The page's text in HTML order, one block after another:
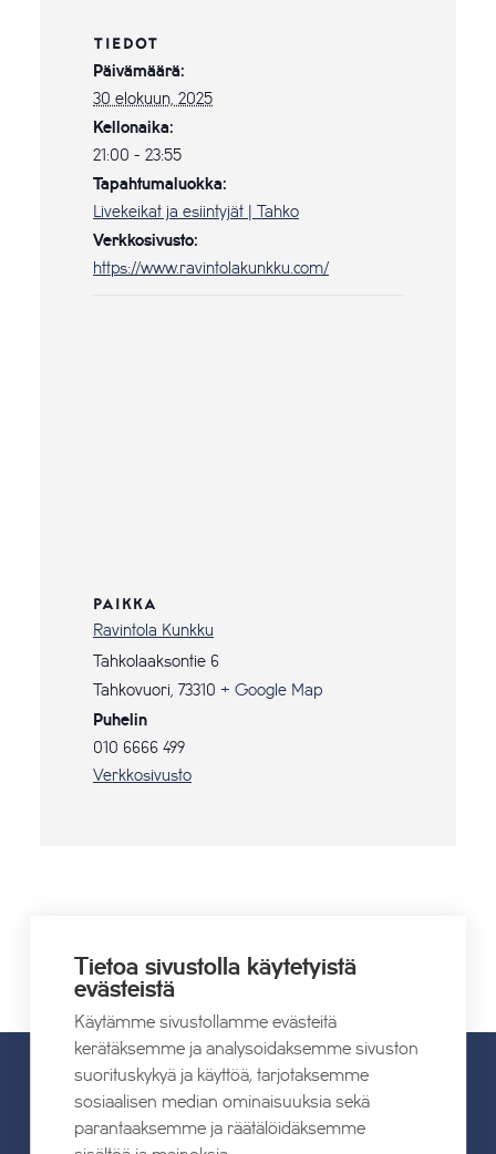
TIEDOT
Päivämäärä:
30 elokuun, 2025
Kellonaika:
21:00 - 23:55
Tapahtumaluokka:
Livekeikat ja esiintyjät | Tahko
Verkkosivusto:
https://www.ravintolakunkku.com/
PAIKKA
Ravintola Kunkku
Tahkolaaksontie 6
Tahkovuori
73310 + Google Map
Puhelin
010 6666 499
Verkkosivusto
Mikkola
Ensemble
UUTISET
Tietoa sivustolla käytetyistä
evästeistä
Käytämme sivustollamme evästeitä
kerätäksemme ja analysoidaksemme sivuston
suorituskykyä ja käyttöä, tarjotaksemme
sosiaalisen median ominaisuuksia sekä
parantaaksemme ja räätälöidäksemme